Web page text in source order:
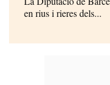
en rius i rieres dels...